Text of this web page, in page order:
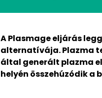
A Plasmage eljárás
alternatívája. Plazma
által generált plazma
helyén összehúzódik a